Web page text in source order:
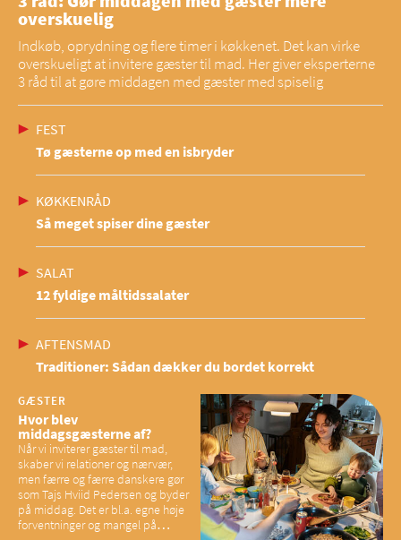
overskuelig
Indkøb, oprydning og flere timer i køkkenet. Det kan virke
overskueligt at invitere gæster til mad. Her giver eksperterne
3 råd til at gøre middagen med gæster med spiselig
FEST
Tø gæsterne op med en isbryder
KØKKENRÅD
Så meget spiser dine gæster
SALAT
12 fyldige måltidssalater
AFTENSMAD
Traditioner: Sådan dækker du bordet korrekt
GÆSTER
Hvor blev
middagsgæsterne af?
Når vi inviterer gæster til mad,
skaber vi relationer og nærvær,
men færre og færre danskere gør
som Tajs Hviid Pedersen og byder
på middag. Det er bl.a. egne høje
forventninger og mangel på